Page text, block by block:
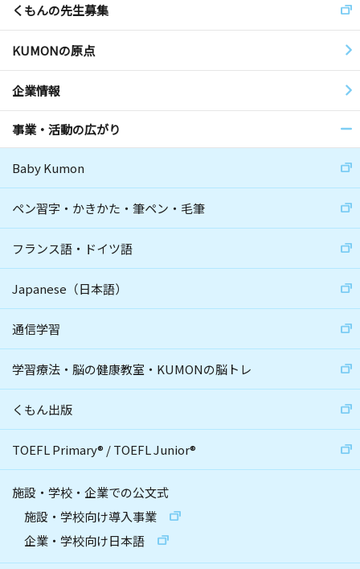
くもんの先生募集
KUMONの原点
企業情報
事業・活動の広がり
Baby Kumon
ペン習字・かきかた・筆ペン・毛筆
フランス語・ドイツ語
Japanese（日本語）
通信学習
学習療法・脳の健康教室・KUMONの脳トレ
くもん出版
TOEFL Primary® /TOEFL Junior®
施設・学校・企業での公文式
施設・学校向け導入事業
企業・学校向け日本語